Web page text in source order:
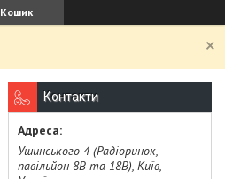
Кошик
Контакти
Ушинського 4 (Радіоринок,
павільйон 8В та 18В), Київ,